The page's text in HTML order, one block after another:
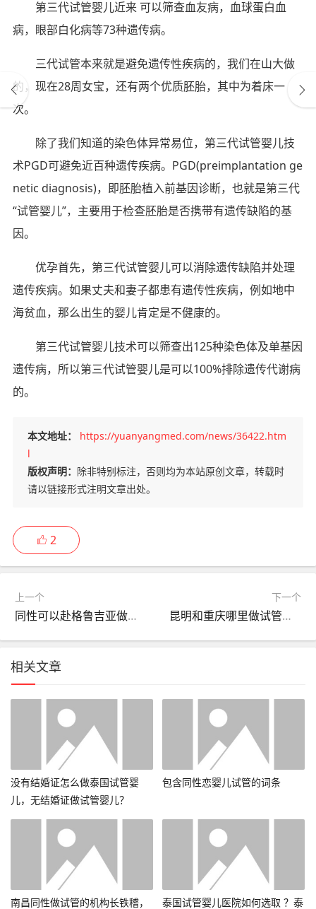
第三代试管婴儿近来 可以筛查血友病，血球蛋白血
病，眼部白化病等73种遗传病。
三代试管本来就是避免遗传性疾病的，我们在山大做
的，现在28周女宝，还有两个优质胚胎，其中为着床一
次。
除了我们知道的染色体异常易位，第三代试管婴儿技
术PGD可避免近百种遗传疾病。PGD(preimplantation ge
netic diagnosis)，即胚胎植入前基因诊断，也就是第三代
“试管婴儿”，主要用于检查胚胎是否携带有遗传缺陷的基
因。
优孕首先，第三代试管婴儿可以消除遗传缺陷并处理
遗传疾病。如果丈夫和妻子都患有遗传性疾病，例如地中
海贫血，那么出生的婴儿肯定是不健康的。
第三代试管婴儿技术可以筛查出125种染色体及单基因
遗传病，所以第三代试管婴儿是可以100%排除遗传代谢病
的。
本文地址：
https://yuanyangmed.com/news/36422.htm
l
版权声明： 除非特别标注，否则均为本站原创文章，转载时
请以链接形式注明文章出处。
2
上一个
同性可以赴格鲁吉亚做试管婴儿吗，格鲁吉亚试管婴儿选取 性别
下一个
昆明和重庆哪里做试管婴儿好？昆明哪家做试管比较好？
相关文章
没有结婚证怎么做泰国试管婴
儿，无结婚证做试管婴儿？
包含同性恋婴儿试管的词条
南昌同性做试管的机构长铁稽，
泰国试管婴儿医院如何选取 ？泰